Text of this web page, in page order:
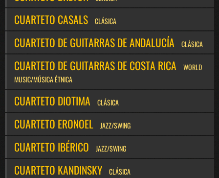
CUARTETO CASALS CLÁSICA
CUARTETO DE GUITARRAS DE ANDALUCÍA CLÁSICA
CUARTETO DE GUITARRAS DE COSTA RICA
WORLD
MUSIC/MÚSICA ÉTNICA
CUARTETO DIOTIMA CLÁSICA
CUARTETO ERONOEL JAZZ/SWING
CUARTETO IBÉRICO JAZZ/SWING
CUARTETO KANDINSKY CLÁSICA